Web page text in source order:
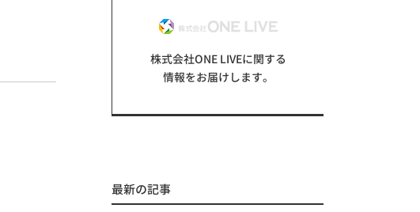
株式会社ONE LIVEに関する
情報をお届けします。
最新の記事